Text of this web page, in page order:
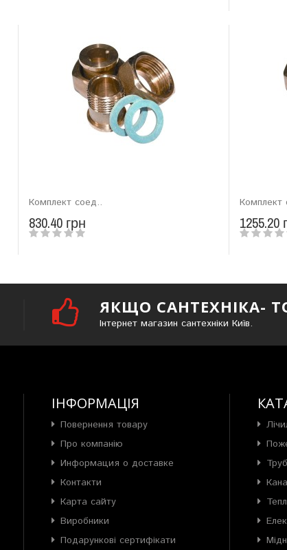
Комплект соед..
830.40 грн
Комплект
1255.20
ЯКЩО САНТЕХНІКА- ТО
Інтернет магазин сантехніки Київ.
ІНФОРМАЦІЯ
Повернення товару
Про компанію
Информация о доставке
Контакти
Карта сайту
Виробники
Подарункові сертифікати